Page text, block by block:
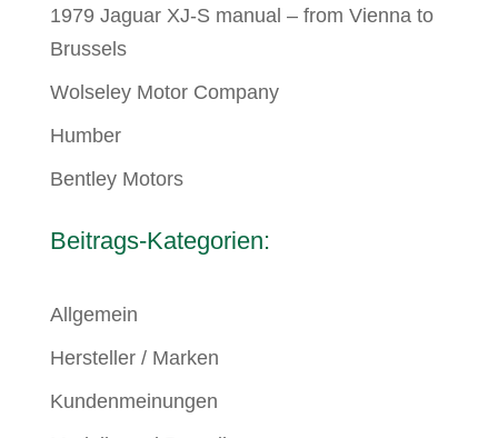
1979 Jaguar XJ-S manual – from Vienna to
Brussels
Wolseley Motor Company
Humber
Bentley Motors
Beitrags-Kategorien:
Allgemein
Hersteller / Marken
Kundenmeinungen